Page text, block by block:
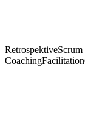
RetrospektiveScrum
CoachingFacilitation